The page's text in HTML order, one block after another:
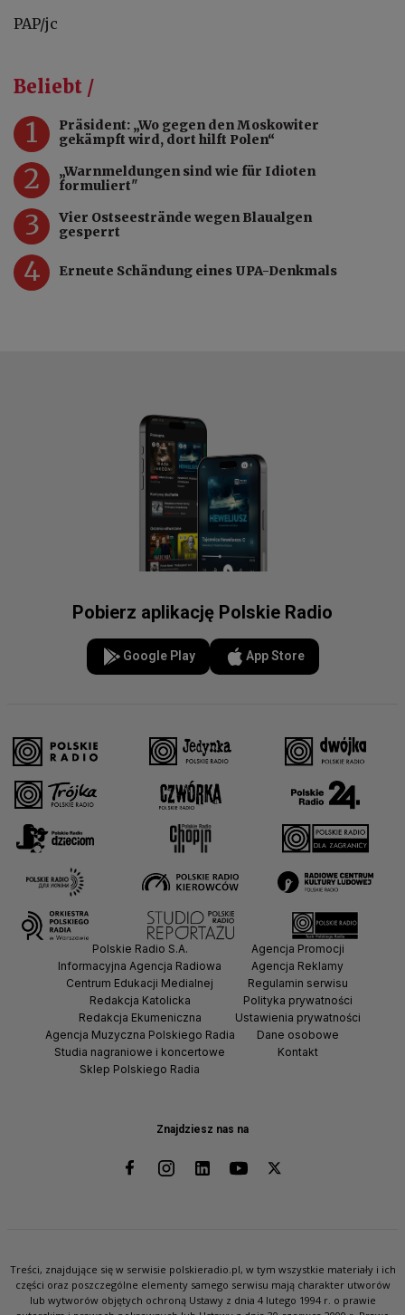
PAP/jc
Beliebt /
1
Präsident: „Wo gegen den Moskowiter
gekämpft wird, dort hilft Polen“
2
„Warnmeldungen sind wie für Idioten
formuliert"
3
Vier Ostseestrände wegen Blaualgen
gesperrt
4 Erneute Schändung eines UPA-Denkmals
Pobierz aplikację Polskie Radio
Google Play App Store
Znajdziesz nas na
Polskie Radio S.A.
Informacyjna Agencja Radiowa
Centrum Edukacji Medialnej
Redakcja Katolicka
Redakcja Ekumeniczna
Agencja Muzyczna Polskiego Radia
Studia nagraniowe i koncertowe
Sklep Polskiego Radia
Agencja Promocji
Agencja Reklamy
Regulamin serwisu
Polityka prywatności
Ustawienia prywatności
Dane osobowe
Kontakt
Treści, znajdujące się w serwisie polskieradio.pl, w tym wszystkie materiały i ich
części oraz poszczególne elementy samego serwisu mają charakter utworów
lub wytworów objętych ochroną Ustawy z dnia 4 lutego 1994 r. o prawie